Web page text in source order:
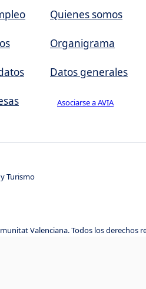
Quienes somos
Organigrama
Datos generales
Asociarse a AVIA
Turismo
Valenciana. Todos los derechos